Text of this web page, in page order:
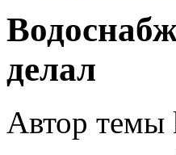
делал
Автор темы